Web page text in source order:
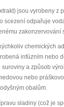
jsou vyrobeny z
scezení odpařuje
chemických
infúzním nebo
a způsob
nebo
obalům.
sladiny (což je